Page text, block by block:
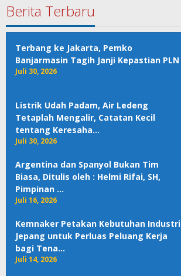
Berita Terbaru
Terbang ke Jakarta, Pemko
Banjarmasin Tagih Janji Kepastian PLN
Juli 30, 2026
Listrik Udah Padam, Air Ledeng
Tetaplah Mengalir, Catatan Kecil
tentang Keresaha…
Juli 30, 2026
Argentina dan Spanyol Bukan Tim
Biasa, Ditulis oleh : Helmi Rifai, SH,
Pimpinan …
Juli 16, 2026
Kemnaker Petakan Kebutuhan Industri
Jepang untuk Perluas Peluang Kerja
bagi Tena…
Juli 14, 2026